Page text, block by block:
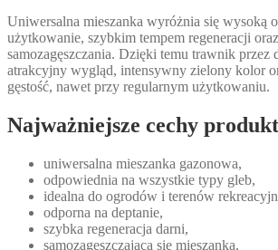
Uniwersalna mieszanka wyróżnia się wysoką
użytkowanie, szybkim tempem regeneracji
samozagęszczania. Dzięki temu trawnik przez
atrakcyjny wygląd, intensywny zielony kolor
gęstość, nawet przy regularnym użytkowaniu.
Najważniejsze cechy
uniwersalna mieszanka gazonowa,
odpowiednia na wszystkie typy gleb,
idealna do ogrodów i terenów
odporna na deptanie,
szybka regeneracja darni,
samozagęszczająca się mieszanka,